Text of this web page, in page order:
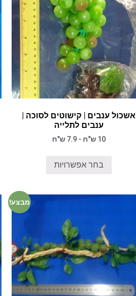
אשכול ענבים | קישוטים לסוכה |
ענבים לתלייה
10 ש"ח - 7.9 ש"ח
בחר אפשרויות
מבצע!